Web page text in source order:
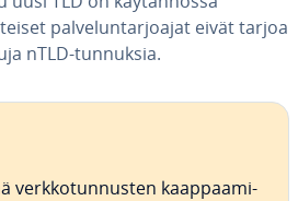
pal­ve­lun­tar­joa­jat eivät tarjoa
nTLD-tunnuksia.
verk­ko­tun­nus­ten kaap­paa­mi­